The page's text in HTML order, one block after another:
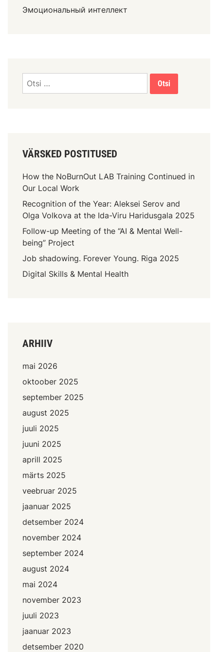
Эмоциональный интеллект
VÄRSKED POSTITUSED
How the NoBurnOut LAB Training Continued in
Our Local Work
Recognition of the Year: Aleksei Serov and
Olga Volkova at the Ida-Viru Haridusgala 2025
Follow-up Meeting of the “AI & Mental Well-
being” Project
Job shadowing. Forever Young. Riga 2025
Digital Skills & Mental Health
ARHIIV
mai 2026
oktoober 2025
september 2025
august 2025
juuli 2025
juuni 2025
aprill 2025
märts 2025
veebruar 2025
jaanuar 2025
detsember 2024
november 2024
september 2024
august 2024
mai 2024
november 2023
juuli 2023
jaanuar 2023
detsember 2020